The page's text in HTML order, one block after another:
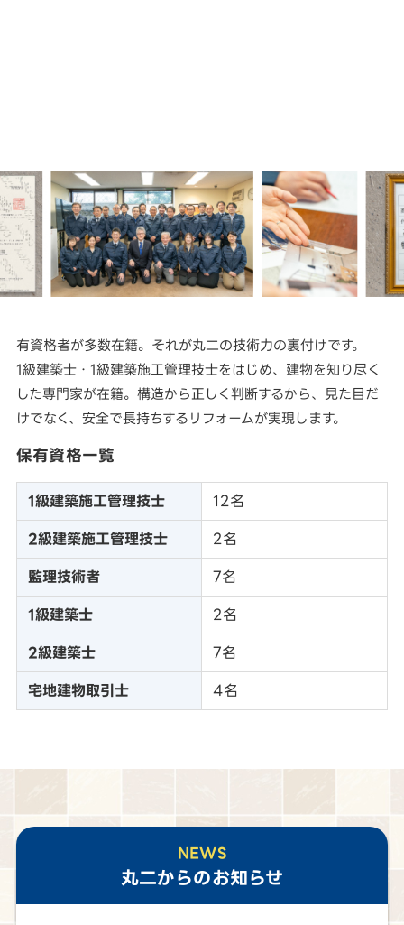
有資格者が多数在籍。それが丸二の技術力の裏付けです。
1級建築士・1級建築施工管理技士をはじめ、建物を知り尽く
した専門家が在籍。構造から正しく判断するから、見た目だ
けでなく、安全で長持ちするリフォームが実現します。
保有資格一覧
1級建築施工管理技士 12名
2級建築施工管理技士 2名
監理技術者 7名
1級建築士 2名
2級建築士 7名
宅地建物取引士 4名
NEWS
丸二からのお知らせ